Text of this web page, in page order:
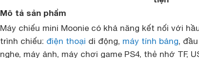
Mô tả sản phẩm
Máy chiếu mini Moonie có khả năng kết nối với
trình chiếu: điện thoại di động, máy tính bảng,
nghe, máy ảnh, máy chơi game PS4, thẻ nhớ TF,